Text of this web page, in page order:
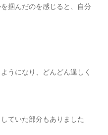
掴んだのを感じると、自分
うになり、どんどん逞しく
ていた部分もありました